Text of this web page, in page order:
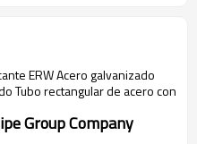
ERW Acero galvanizado
Tubo rectangular de acero con
Group Company